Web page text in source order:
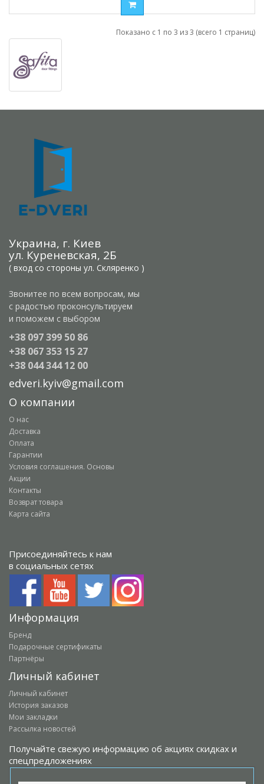
Показано с 1 по 3 из 3 (всего 1 страниц)
Украина, г. Киев
ул. Куреневская, 2Б
( вход со стороны ул. Скляренко )
Звонитее по всем вопросам, мы
с радостью проконсультируем
и поможем с выбором
+38 097 399 50 86
+38 067 353 15 27
+38 044 344 12 00
edveri.kyiv@gmail.com
О компании
О нас
Доставка
Оплата
Гарантии
Условия соглашения. Основы
Акции
Контакты
Возврат товара
Карта сайта
Присоединяйтесь к нам
в социальных сетях
Информация
Бренд
Подарочные сертификаты
Партнёры
Личный кабинет
Личный кабинет
История заказов
Мои закладки
Рассылка новостей
Получайте свежую информацию об акциях скидках и
спецпредложениях